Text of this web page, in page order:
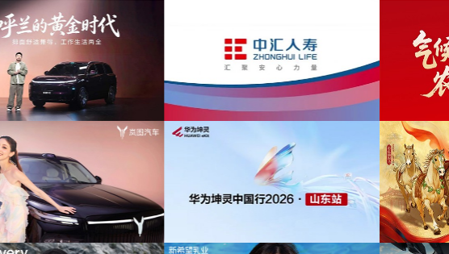
为中汇人寿三周年宣传项目提供音乐版权
为中信期货有限公司2026年中策略会提供音
为